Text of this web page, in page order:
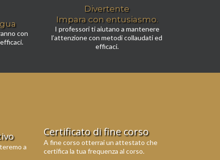
con
Divertente
Impara con entusiasmo.
I professori ti aiutano a mantenere
l’attenzione con metodi collaudati ed
efficaci.
a
Certificato di fine corso
A fine corso otterrai un attestato che
certifica la tua frequenza al corso.